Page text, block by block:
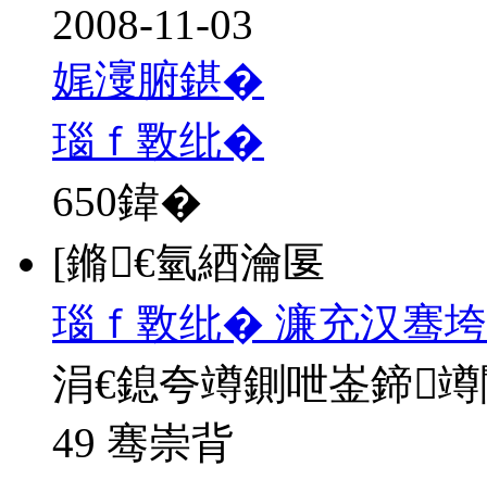
2008-11-03
娓濅腑鍖�
瑙ｆ斁纰�
650鍏�
[鏅€氫綇瀹匽
瑙ｆ斁纰� 濂充汉骞
涓€鎴夸竴鍘呭崟鍗
49 骞崇背